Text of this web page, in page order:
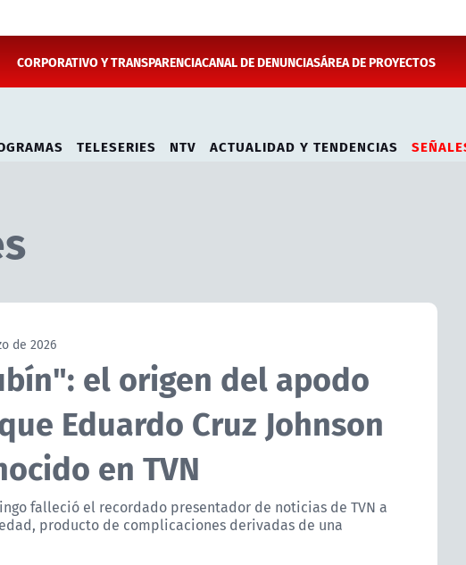
CORPORATIVO Y TRANSPARENCIACANAL DE DENUNCIASÁREA DE PROYECTOS
TELESERIES NTV ACTUALIDAD Y TENDENCIAS
de 2026
el origen del apodo
Eduardo Cruz Johnson
en TVN
falleció el recordado presentador de noticias de TVN a
producto de complicaciones derivadas de una